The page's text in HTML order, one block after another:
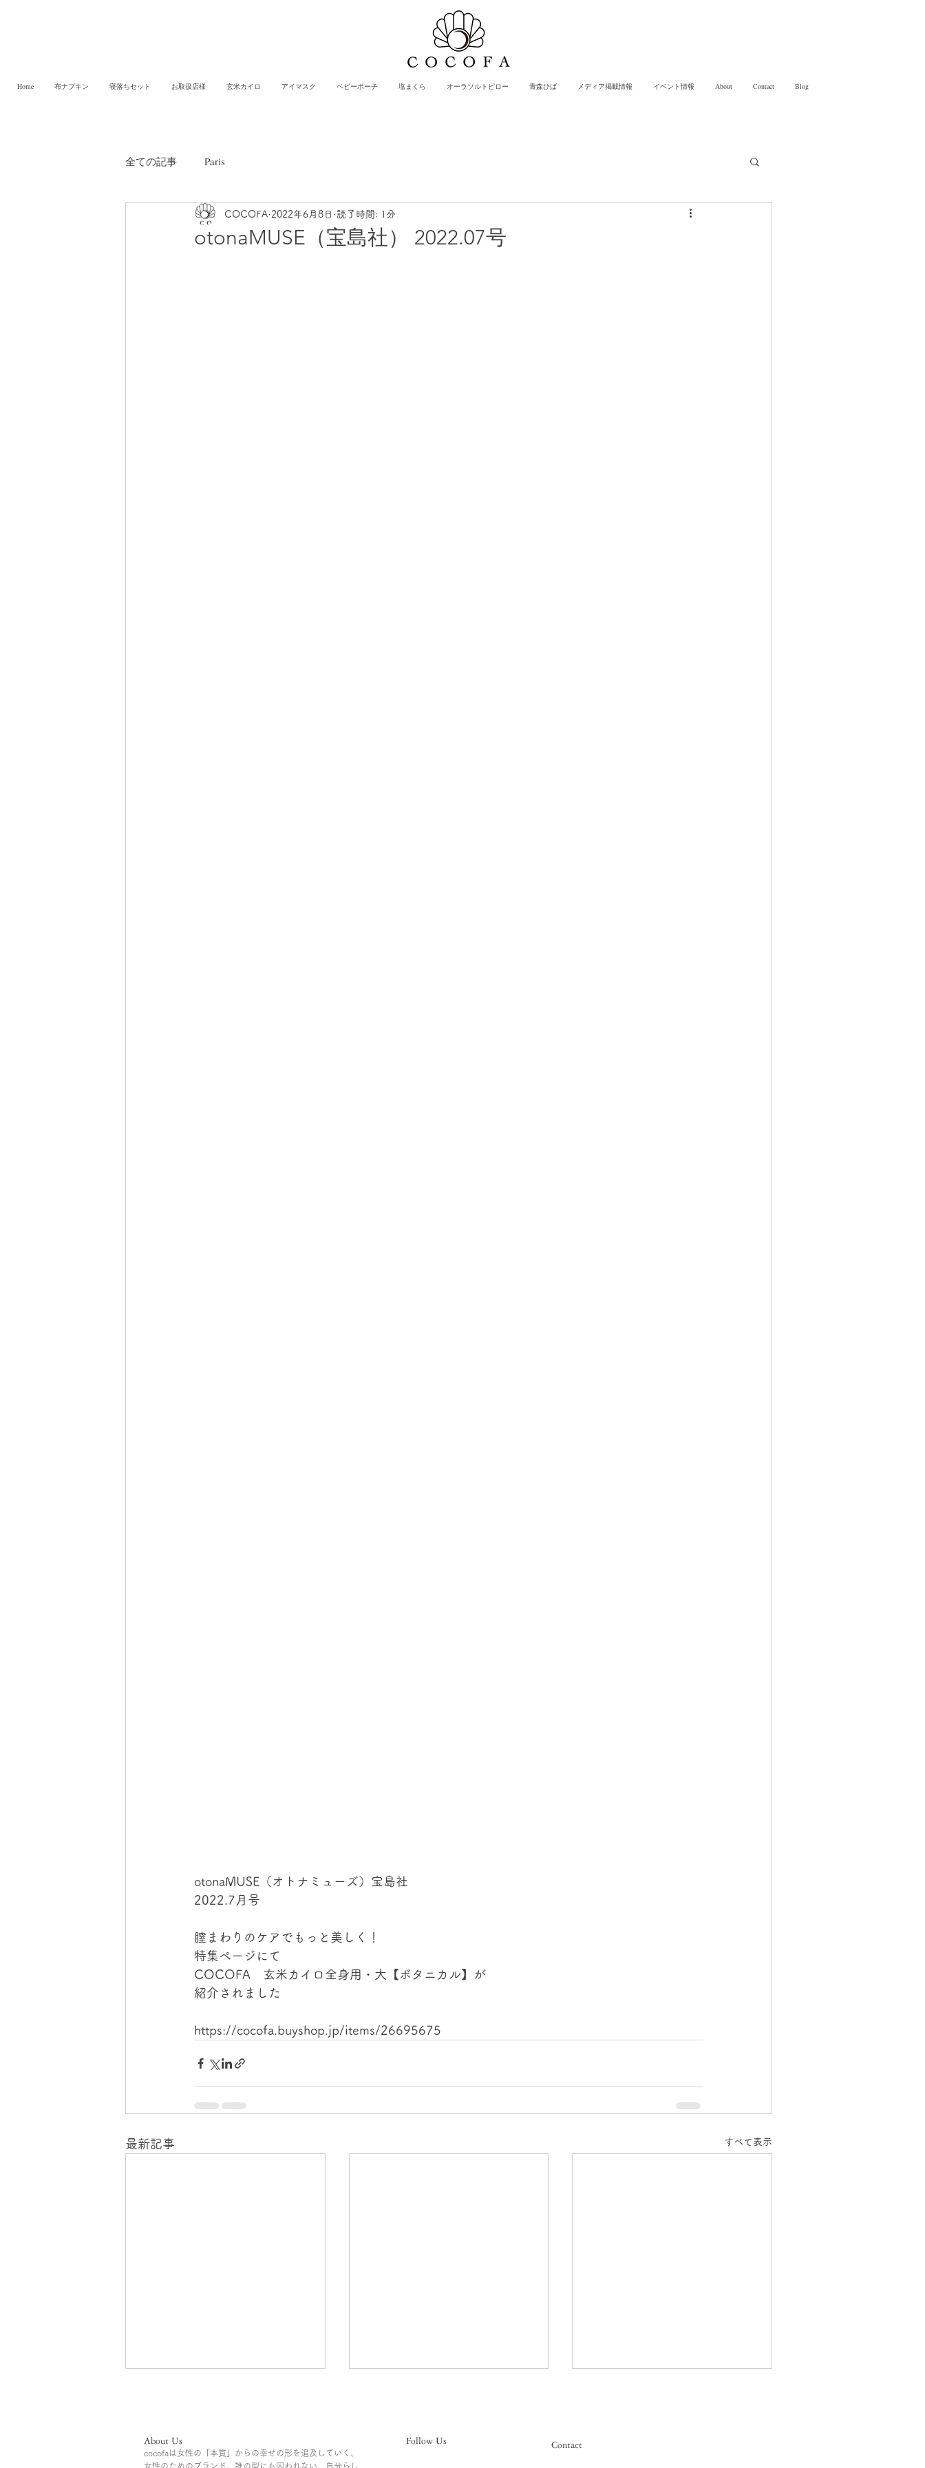
Home 布ナプキン 寝落ちセット お取扱店様 玄米カイロ アイマスク ベビーポーチ 塩まくら オーラソルトピロー 青森ひば メディア掲載情報 イベント情報 About Contact Blog
全ての記事 Paris
otonaMUSE（宝島社） 2022.07号
COCOFA 2022年6月8日 読了時間: 1分
otonaMUSE（オトナミューズ）宝島社
2022.7月号
膣まわりのケアでもっと美しく！
特集ページにて
COCOFA　玄米カイロ全身用・大【ボタニカル】が
紹介されました
https://cocofa.buyshop.jp/items/26695675
最新記事 すべて表示
About Us
cocofaは女性の「本質」からの幸せの形を追及していく、
女性のためのブランド。誰の型にも囚われない、自分らし
Follow Us Contact